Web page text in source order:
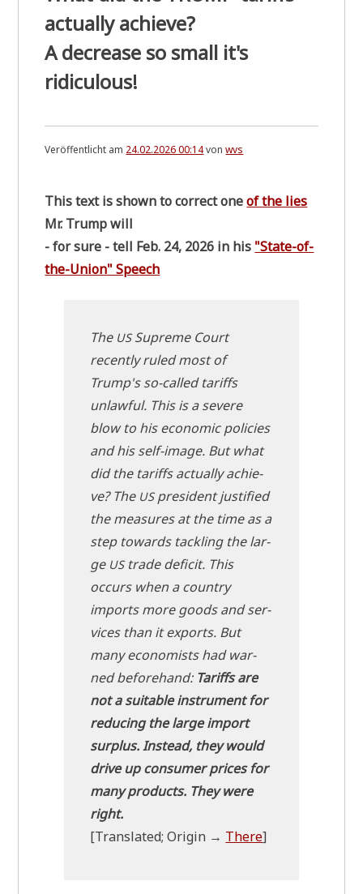
actually achieve?
A decrease so small it's
ridiculous!
Veröffentlicht am 24.02.2026 00:14vonwvs
This text is shown to cor­rect oneof the lies
Mr. Trump will
- for sure - tell Feb. 24, 2026 in his "Sta­te-of-
the-Uni­on" Speech
The USSupre­me Court
recent­ly ruled most of
Trump's so-cal­led tariffs
unlawful. This is a seve­re
blow to his eco­no­mic poli­ci­es
and his self-image. But what
did the tariffs actual­ly achie­
ve? The USpre­si­dent justi­fi­ed
the mea­su­res at the time as a
step towards tack­ling the lar­
ge UStrade defi­cit. This
occurs when a coun­try
imports more goods and ser­
vices than it exports. But
many eco­no­mists had war­
ned before­hand: Tariffs are
not a sui­ta­ble instru­ment for
redu­cing the lar­ge import
sur­plus. Instead, they would
dri­ve up con­su­mer pri­ces for
many pro­ducts. They were
right.
[Trans­la­ted; Ori­gin → The­re]